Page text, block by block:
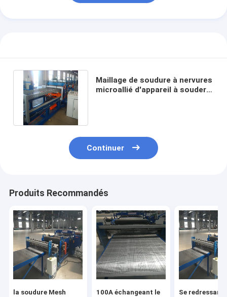
Maillage de soudure à nervures
microallié d'appareil à souder
Continuer
Produits Recommandés
la soudure Mesh
100A échangeant le
Se redressant